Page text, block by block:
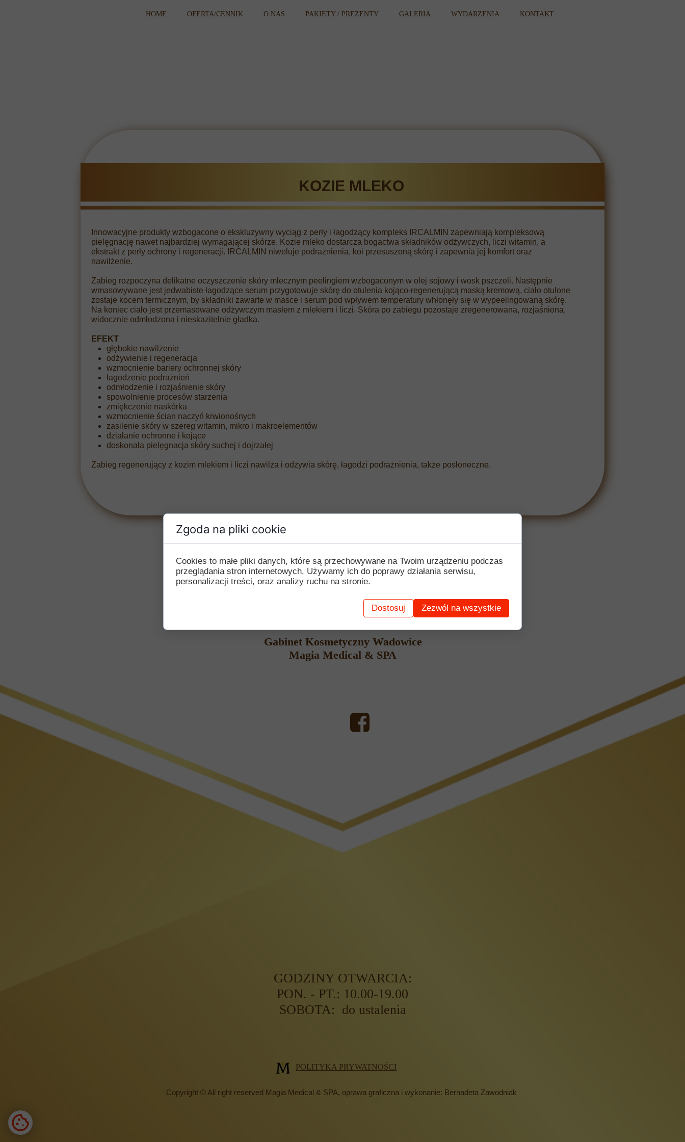
KOZIE MLEKO
Innowacyjne produkty wzbogacone o ekskluzywny wyciąg z perły i łagodzący kompleks IRCALMIN zapewniają kompleksową
pielęgnację nawet najbardziej wymagającej skórze. Kozie mleko dostarcza bogactwa składników odżywczych, liczi witamin, a
ekstrakt z perły ochrony i regeneracji. IRCALMIN niweluje podrażnienia, koi przesuszoną skórę i zapewnia jej komfort oraz
nawilżenie.
Zabieg rozpoczyna delikatne oczyszczenie skóry mlecznym peelingiem wzbogaconym w olej sojowy i wosk pszczeli. Następnie
wmasowywane jest jedwabiste łagodzące serum przygotowuje skórę do otulenia kojąco-regenerującą maską kremową, ciało otulone
zostaje kocem termicznym, by składniki zawarte w masce i serum pod wpływem temperatury whłonęły się w wypeelingowaną skórę.
Na koniec ciało jest przemasowane odżywczym masłem z mlekiem i liczi. Skóra po zabiegu pozostaje zregenerowana, rozjaśniona,
widocznie odmłodzona i nieskazitelnie gładka.
EFEKT
głębokie nawilżenie
odżywienie i regeneracja
wzmocnienie bariery ochronnej skóry
łagodzenie podrażnień
odmłodzenie i rozjaśnienie skóry
spowolnienie procesów starzenia
zmiękczenie naskórka
wzmocnienie ścian naczyń krwionośnych
zasilenie skóry w szereg witamin, mikro i makroelementów
działanie ochronne i kojące
doskonała pielęgnacja skóry suchej i dojrzałej
Zabieg regenerujący z kozim mlekiem i liczi nawilża i odżywia skórę, łagodzi podrażnienia, także posłoneczne.
HOME OFERTA/CENNIK O NAS PAKIETY / PREZENTY GALERIA WYDARZENIA KONTAKT
Gabinet Kosmetyczny Wadowice
Magia Medical & SPA
GODZINY OTWARCIA:
PON. - PT.: 10.00-19.00
SOBOTA: do ustalenia
POLITYKA PRYWATNOŚCI
Copyright © All right reserved Magia Medical & SPA, oprawa graficzna i wykonanie: Bernadeta Zawodniak
Zgoda na pliki cookie
Cookies to małe pliki danych, które są przechowywane na Twoim urządzeniu podczas
przeglądania stron internetowych. Używamy ich do poprawy działania serwisu,
personalizacji treści, oraz analizy ruchu na stronie.
Dostosuj Zezwól na wszystkie